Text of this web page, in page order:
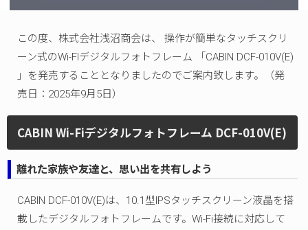
この度、株式会社浅沼商会は、 操作が簡単なタッチスクリ
ーン式のWi-FIデジタルフォトフレーム 「CABIN DCF-010V(E)
」を発売することとなりましたのでご案内致します。（発
売日：2025年9月5日）
CABIN Wi-Fiデジタルフォトフレーム DCF-010V(E)
離れた家族や友達と、思い出を共有しよう
CABIN DCF-010V(E)は、10.1型IPSタッチスクリーン液晶を搭
載したデジタルフォトフレームです。Wi-Fi接続に対応して